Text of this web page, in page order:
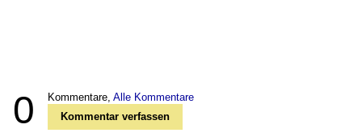
0 Kommentare, Alle Kommentare
Kommentar verfassen